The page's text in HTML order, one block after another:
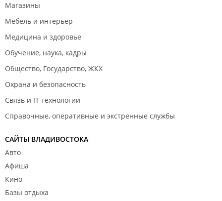
Магазины
Мебель и интерьер
Медицина и здоровье
Обучение, наука, кадры
Общество, Государство, ЖКХ
Охрана и безопасность
Связь и IT технологии
Справочные, оперативные и экстренные службы
САЙТЫ ВЛАДИВОСТОКА
Авто
Афиша
Кино
Базы отдыха